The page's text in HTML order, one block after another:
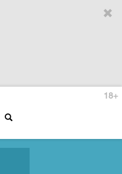
18+